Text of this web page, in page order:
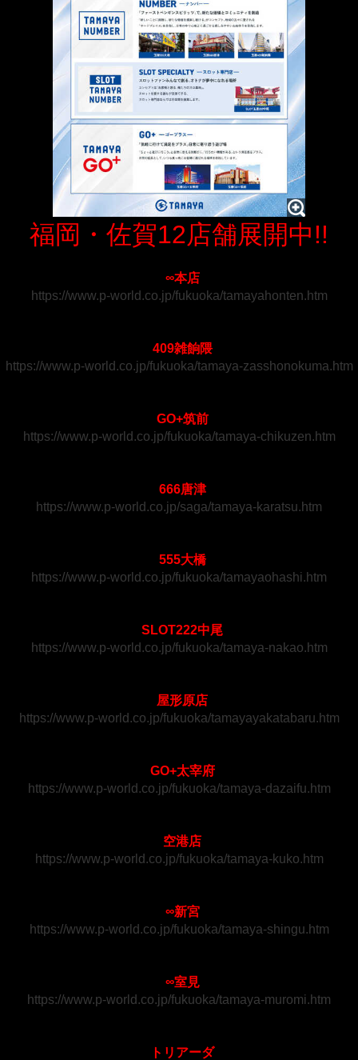
福岡・佐賀12店舗展開中!!
∞本店
https://www.p-world.co.jp/fukuoka/tamayahonten.htm
409雑餉隈
https://www.p-world.co.jp/fukuoka/tamaya-zasshonokuma.htm
GO+筑前
https://www.p-world.co.jp/fukuoka/tamaya-chikuzen.htm
666唐津
https://www.p-world.co.jp/saga/tamaya-karatsu.htm
555大橋
https://www.p-world.co.jp/fukuoka/tamayaohashi.htm
SLOT222中尾
https://www.p-world.co.jp/fukuoka/tamaya-nakao.htm
屋形原店
https://www.p-world.co.jp/fukuoka/tamayayakatabaru.htm
GO+太宰府
https://www.p-world.co.jp/fukuoka/tamaya-dazaifu.htm
空港店
https://www.p-world.co.jp/fukuoka/tamaya-kuko.htm
∞新宮
https://www.p-world.co.jp/fukuoka/tamaya-shingu.htm
∞室見
https://www.p-world.co.jp/fukuoka/tamaya-muromi.htm
トリアーダ